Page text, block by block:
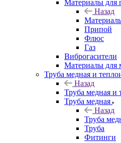
Материалы для
Назад
Припой
Флюс
Газ
Виброгасители
Материалы для
Труба медная и
Назад
Труба медная и
Труба медная
Назад
Труба
Труба
Фитинги